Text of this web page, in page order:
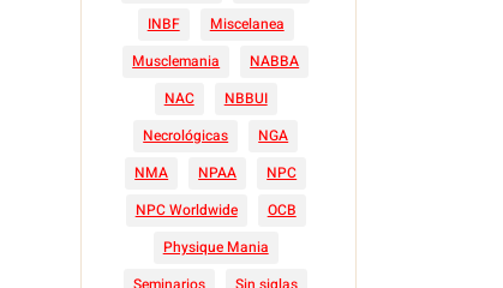
INBF
Miscelanea
Musclemania
NABBA
NAC
NBBUI
Necrológicas
NGA
NMA
NPAA
NPC
NPC Worldwide
OCB
Physique Mania